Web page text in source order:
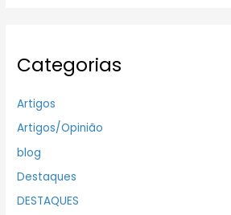
Categorias
Artigos
Artigos/Opinião
blog
Destaques
DESTAQUES